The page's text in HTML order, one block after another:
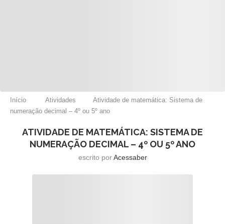
Início Atividades
Atividade de matemática: Sistema de
numeração decimal – 4º ou 5º ano
ATIVIDADE DE MATEMÁTICA: SISTEMA DE
NUMERAÇÃO DECIMAL – 4º OU 5º ANO
escrito porAcessaber